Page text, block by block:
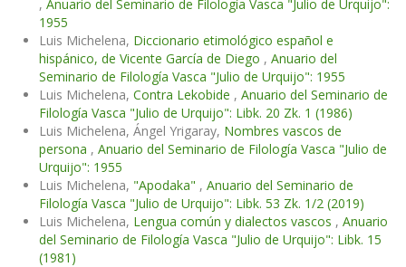
, Anuario del Seminario de Filología Vasca "Julio de Urquijo":
1955
Luis Michelena, Diccionario etimológico español e
hispánico, de Vicente García de Diego , Anuario del
Seminario de Filología Vasca "Julio de Urquijo": 1955
Luis Michelena, Contra Lekobide , Anuario del Seminario de
Filología Vasca "Julio de Urquijo": Libk. 20 Zk. 1 (1986)
Luis Michelena, Ángel Yrigaray, Nombres vascos de
persona , Anuario del Seminario de Filología Vasca "Julio de
Urquijo": 1955
Luis Michelena, "Apodaka" , Anuario del Seminario de
Filología Vasca "Julio de Urquijo": Libk. 53 Zk. 1/2 (2019)
Luis Michelena, Lengua común y dialectos vascos , Anuario
del Seminario de Filología Vasca "Julio de Urquijo": Libk. 15
(1981)